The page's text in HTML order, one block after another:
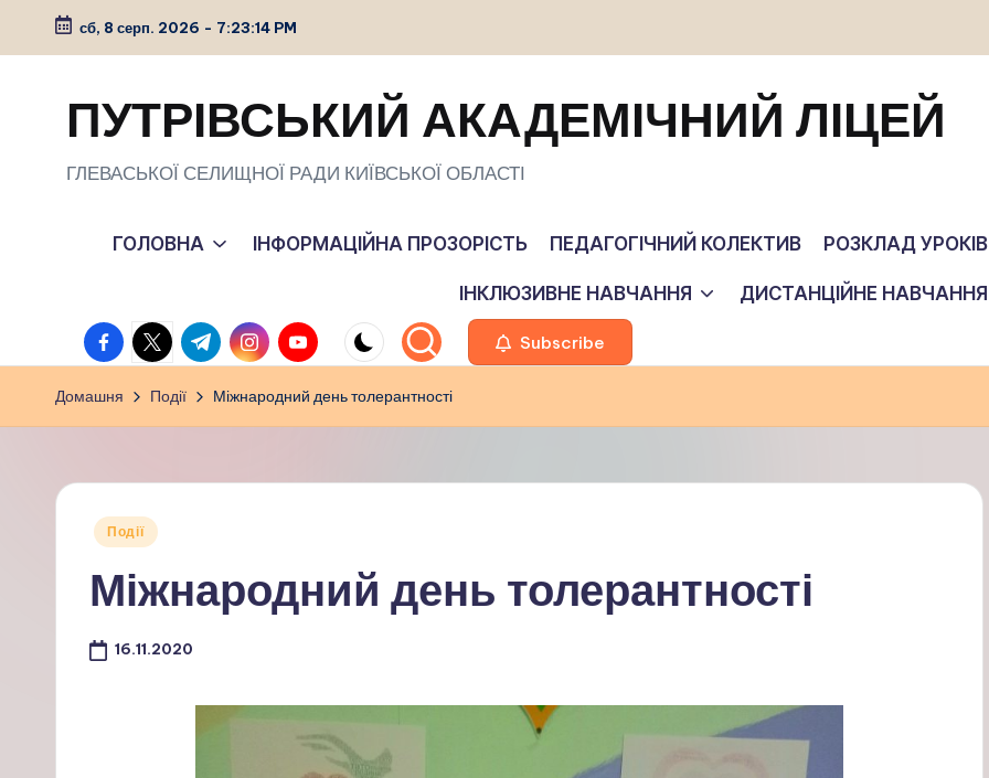
Перейти
сб, 8 серп. 2026 - 7:23:15 PM
ПУТРІВСЬКИЙ АКАДЕМІЧНИЙ ЛІЦЕЙ
ГЛЕВАСЬКОЇ СЕЛИЩНОЇ РАДИ КИЇВСЬКОЇ ОБЛАСТІ
ГОЛОВНА ІНФОРМАЦІЙНА ПРОЗОРІСТЬ ПЕДАГОГІЧНИЙ КОЛЕКТИВ РОЗКЛАД УРОКІВ
ІНКЛЮЗИВНЕ НАВЧАННЯ ДИСТАНЦІЙНЕ НАВЧАННЯ
facebook.com
twitter.com
t.me instagram.com
youtube.com Subscribe
Домашня Події Міжнародний день толерантності
Опубліковано
Події
Міжнародний день толерантності
16.11.2020